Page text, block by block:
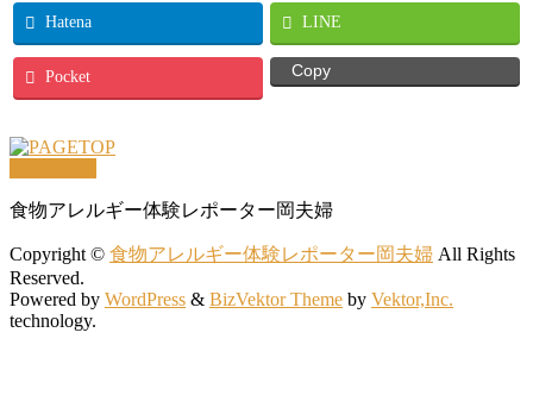
Hatena LINE
Pocket Copy
食物アレルギー体験レポーター岡夫婦
Copyright © 食物アレルギー体験レポーター岡夫婦 All Rights
Reserved.
Powered by WordPress & BizVektor Theme by Vektor,Inc.
technology.